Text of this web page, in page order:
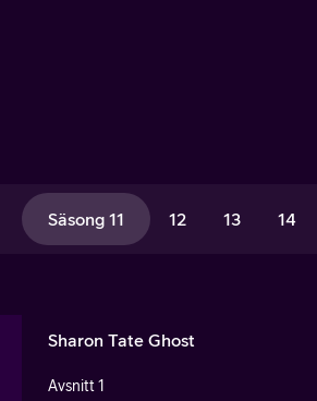
Säsong 11 12 13 14
Sharon Tate Ghost
Avsnitt 1